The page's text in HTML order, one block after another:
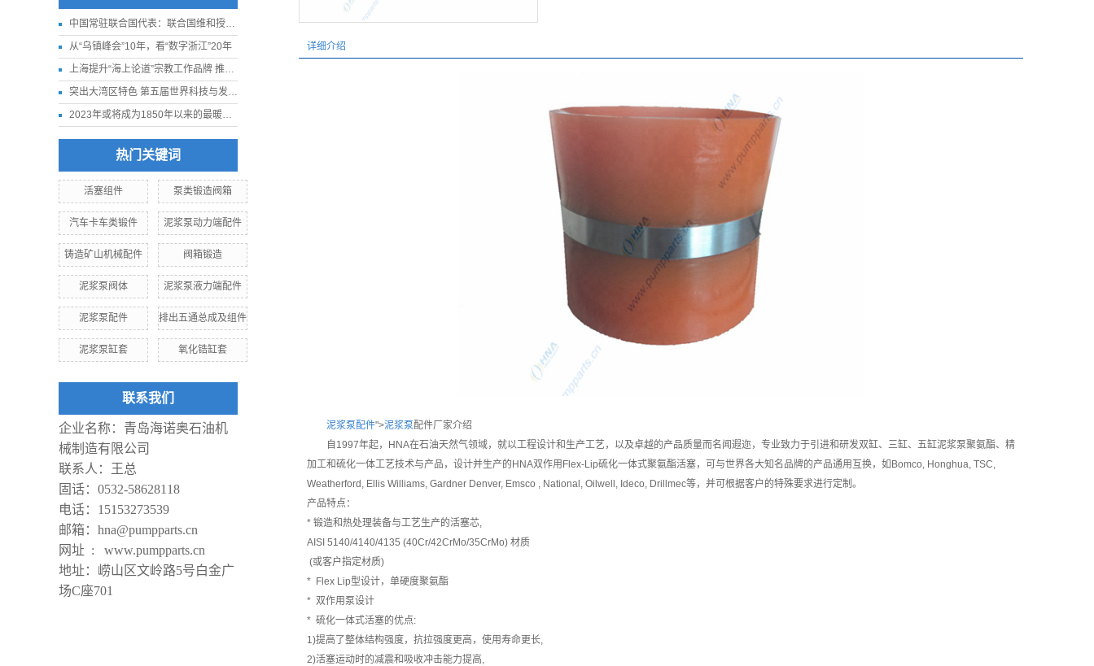
中国常驻联合国代表：联合国维和授权应更贴近实际
从“乌镇峰会”10年，看“数字浙江”20年
上海提升“海上论道”宗教工作品牌 推进我国宗教中国化走深走实
突出大湾区特色 第五届世界科技与发展论坛11月下旬在深圳举行
2023年或将成为1850年以来的最暖年份
热门关键词
活塞组件 泵类锻造阀箱
汽车卡车类锻件 泥浆泵动力端配件
铸造矿山机械配件 阀箱锻造
泥浆泵阀体 泥浆泵液力端配件
泥浆泵配件 排出五通总成及组件
泥浆泵缸套 氧化锆缸套
联系我们
企业名称：青岛海诺奥石油机
械制造有限公司
联系人：王总
固话：0532-58628118
电话：15153273539
邮箱：hna@pumpparts.cn
网址 : www.pumpparts.cn
地址：崂山区文岭路5号白金广
场C座701
详细介绍
泥浆泵配件">泥浆泵配件厂家介绍
自1997年起，HNA在石油天然气领域，就以工程设计和生产工艺，以及卓越的产品质量而名闻遐迩，专业致力于引进和研发双缸、三缸、五缸泥浆泵聚氨酯、精
加工和硫化一体工艺技术与产品，设计并生产的HNA双作用Flex-Lip硫化一体式聚氨酯活塞，可与世界各大知名品牌的产品通用互换，如Bomco, Honghua, TSC,
Weatherford, Ellis Williams, Gardner Denver, Emsco , National, Oilwell, Ideco, Drillmec等，并可根据客户的特殊要求进行定制。
产品特点：
* 锻造和热处理装备与工艺生产的活塞芯,
AISI 5140/4140/4135 (40Cr/42CrMo/35CrMo) 材质
(或客户指定材质)
* Flex Lip型设计，单硬度聚氨酯
* 双作用泵设计
* 硫化一体式活塞的优点:
1)提高了整体结构强度，抗拉强度更高，使用寿命更长,
2)活塞运动时的减震和吸收冲击能力提高,